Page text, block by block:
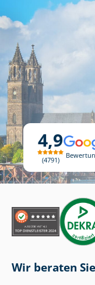
4,9
4791
Wir beraten